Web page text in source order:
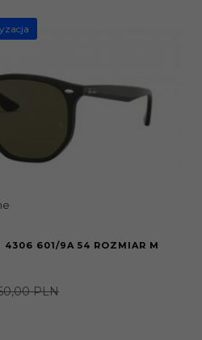
4306 601/9A 54 ROZMIAR M
PLN